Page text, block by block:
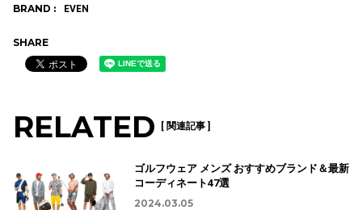
BRAND : EVEN
SHARE
RELATED [ 関連記事 ]
ゴルフウェア メンズ おすすめブランド＆最新
コーディネート47選
2024.03.05